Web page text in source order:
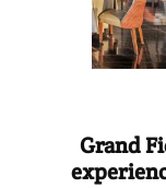
Grand